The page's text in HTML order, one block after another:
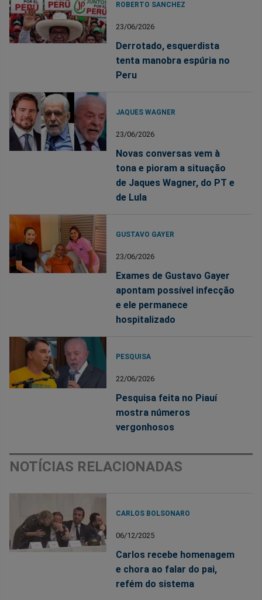
ROBERTO SANCHEZ
23/06/2026
Derrotado, esquerdista
tenta manobra espúria no
Peru
JAQUES WAGNER
23/06/2026
Novas conversas vem à
tona e pioram a situação
de Jaques Wagner, do PT e
de Lula
GUSTAVO GAYER
23/06/2026
Exames de Gustavo Gayer
apontam possível infecção
e ele permanece
hospitalizado
PESQUISA
22/06/2026
Pesquisa feita no Piauí
mostra números
vergonhosos
NOTÍCIAS RELACIONADAS
CARLOS BOLSONARO
06/12/2025
Carlos recebe homenagem
e chora ao falar do pai,
refém do sistema